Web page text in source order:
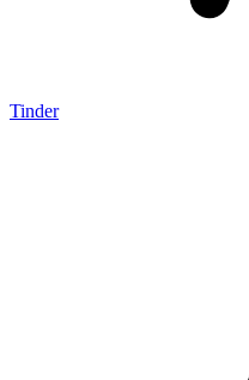
Tinder